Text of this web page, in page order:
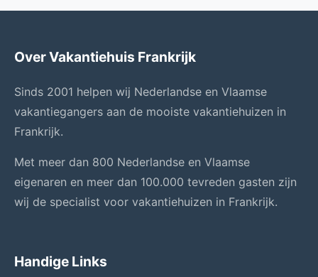
Over Vakantiehuis Frankrijk
Sinds 2001 helpen wij Nederlandse en Vlaamse
vakantiegangers aan de mooiste vakantiehuizen in
Frankrijk.
Met meer dan 800 Nederlandse en Vlaamse
eigenaren en meer dan 100.000 tevreden gasten zijn
wij de specialist voor vakantiehuizen in Frankrijk.
Handige Links